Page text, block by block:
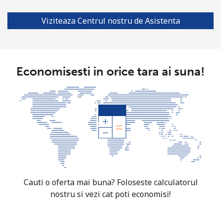
⁦3.5¢⁩ 285 min pentru ⁦$10⁩
Telefon
⁦33.5¢⁩ 29 min pentru ⁦$10⁩ -
Mobil ⁦40.9¢⁩ 24 min pentru ⁦$10⁩
Viziteaza Centrul nostru de Asistenta
Economisesti in orice tara ai suna!
Cauti o oferta mai buna? Foloseste calculatorul
nostru si vezi cat poti economisi!